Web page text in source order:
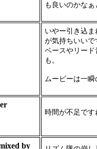
も良いのかな
いやー引き込
が気持ちいいで
ベースやリー
も。
ムービーは一
時間が不足で
by